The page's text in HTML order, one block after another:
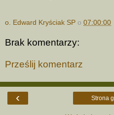
o. Edward Kryściak SP o 07:00:00
Brak komentarzy:
Prześlij komentarz
‹ Strona